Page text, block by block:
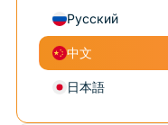
Русский
中文
日本語